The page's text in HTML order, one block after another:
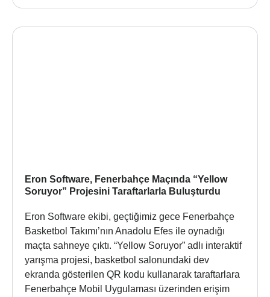
Eron Software, Fenerbahçe Maçında “Yellow
Soruyor” Projesini Taraftarlarla Buluşturdu
Eron Software ekibi, geçtiğimiz gece Fenerbahçe
Basketbol Takımı’nın Anadolu Efes ile oynadığı
maçta sahneye çıktı. “Yellow Soruyor” adlı interaktif
yarışma projesi, basketbol salonundaki dev
ekranda gösterilen QR kodu kullanarak taraftarlara
Fenerbahçe Mobil Uygulaması üzerinden erişim